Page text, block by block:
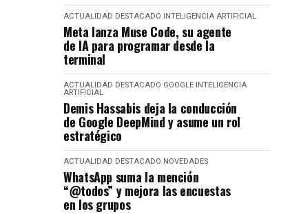
ACTUALIDAD DESTACADO INTELIGENCIA ARTIFICIAL
Meta lanza Muse Code, su agente
de IA para programar desde la
terminal
ACTUALIDAD DESTACADO GOOGLE INTELIGENCIA
ARTIFICIAL
Demis Hassabis deja la conducción
de Google DeepMind y asume un rol
estratégico
ACTUALIDAD DESTACADO NOVEDADES
WhatsApp suma la mención
“@todos” y mejora las encuestas
en los grupos